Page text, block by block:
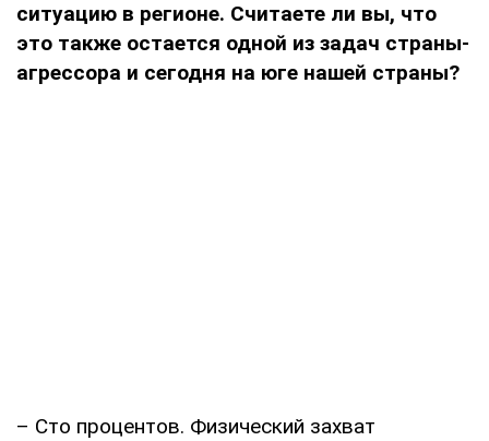
ситуацию в регионе. Считаете ли вы, что
это также остается одной из задач страны-
агрессора и сегодня на юге нашей страны?
– Сто процентов. Физический захват